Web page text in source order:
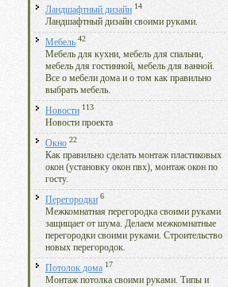
Ландшафтный дизайн 14
Ландшафтный дизайн своими руками.
Мебель 42
Мебель для кухни, мебель для спальни,
мебель для гостинной, мебель для ванной.
Все о мебели дома и о том как правильно
выбрать мебель.
Новости 113
Новости проекта
Окно 22
Как правильно сделать монтаж пластиковых
окон (установку окон пвх), монтаж окон по
госту.
Перегородки 6
Межкомнатная перегородка своими руками
защищает от шума. Делаем межкомнатные
перегородки своими руками. Строительство
новых перегородок.
Потолок дома 17
Монтаж потолка своими руками. Типы и